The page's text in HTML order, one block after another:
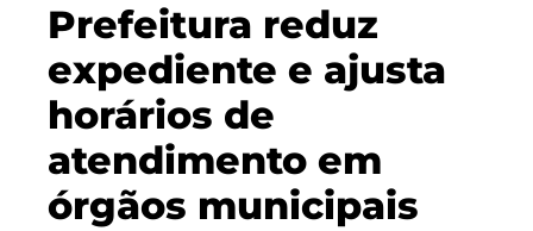
Prefeitura reduz
expediente e ajusta
horários de
atendimento em
órgãos municipais